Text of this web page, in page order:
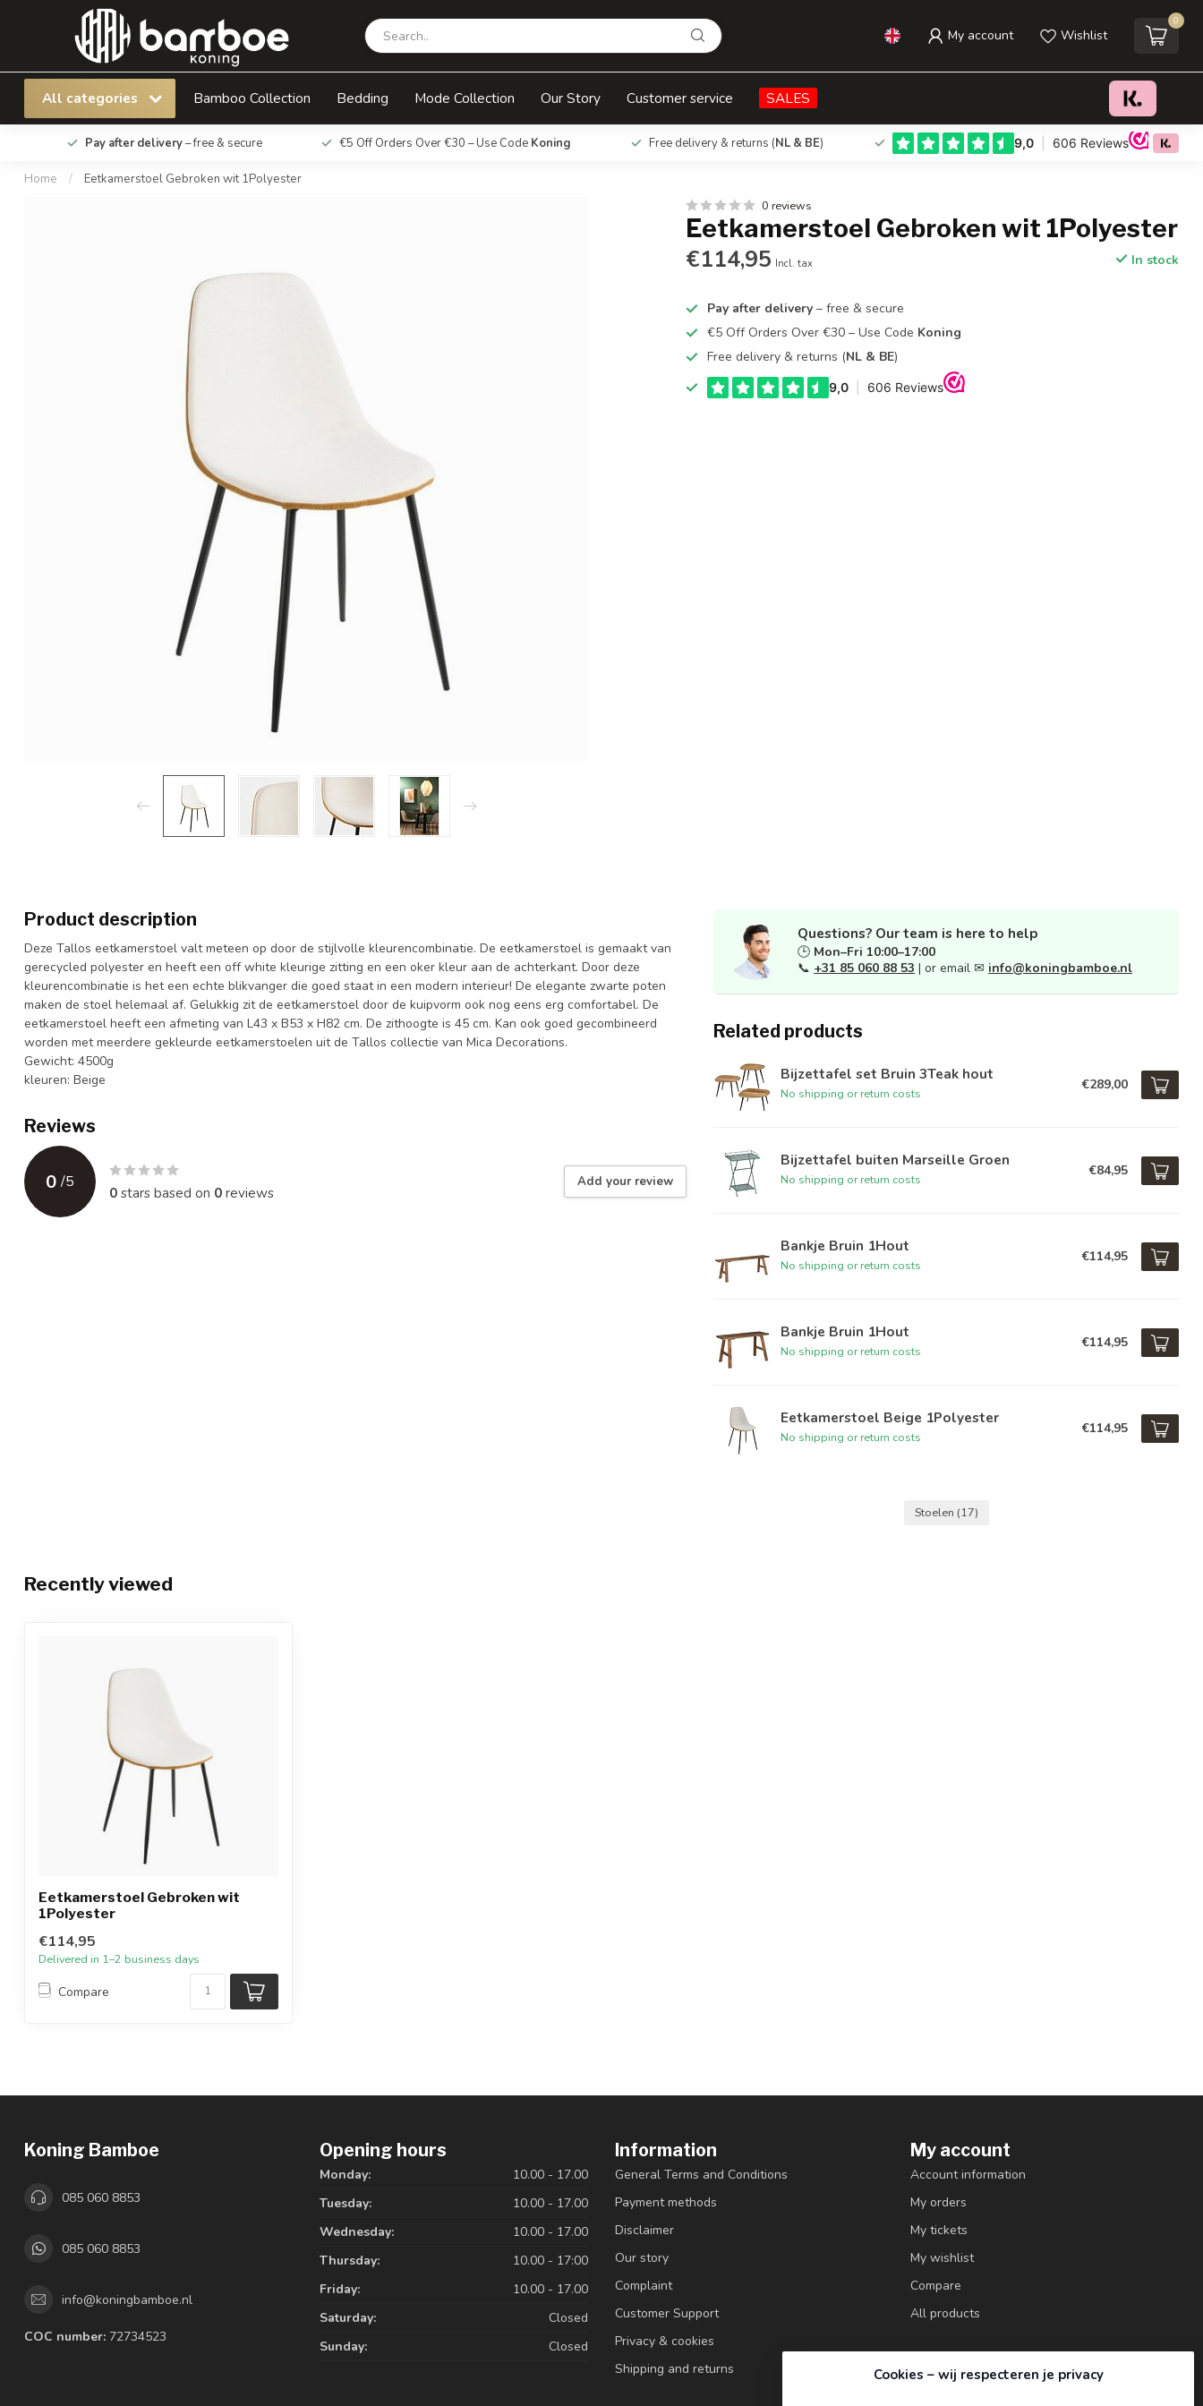
My account Wishlist
0
All categories Bamboo Collection Bedding Mode Collection Our Story Customer service SALES
Pay after delivery– free & secure €5 Off Orders Over €30 – Use Code Koning Free delivery & returns (NL & BE)
Home / Eetkamerstoel Gebroken wit 1Polyester
Eetkamerstoel Gebroken wit 1Polyester Add to cart
0 reviews
Eetkamerstoel Gebroken wit 1Polyester
€114,95 Incl. tax In stock
Pay after delivery – free & secure
€5 Off Orders Over €30 – Use Code Koning
Free delivery & returns (NL & BE)
Product description
Deze Tallos eetkamerstoel valt meteen op door de stijlvolle kleurencombinatie. De eetkamerstoel is gemaakt van
gerecycled polyester en heeft een off white kleurige zitting en een oker kleur aan de achterkant. Door deze
kleurencombinatie is het een echte blikvanger die goed staat in een modern interieur! De elegante zwarte poten
maken de stoel helemaal af. Gelukkig zit de eetkamerstoel door de kuipvorm ook nog eens erg comfortabel. De
eetkamerstoel heeft een afmeting van L43 x B53 x H82 cm. De zithoogte is 45 cm. Kan ook goed gecombineerd
worden met meerdere gekleurde eetkamerstoelen uit de Tallos collectie van Mica Decorations.
Gewicht: 4500g
kleuren: Beige
Reviews
0 /5
0stars based on 0reviews
Add your review
Questions? Our team is here to help
🕒 Mon–Fri 10:00–17:00
📞 +31 85 060 88 53 | or email ✉ info@koningbamboe.nl
Related products
Bijzettafel set Bruin 3Teak hout
No shipping or return costs
€289,00
Bijzettafel buiten Marseille Groen
No shipping or return costs
€84,95
Bankje Bruin 1Hout
No shipping or return costs
€114,95
Bankje Bruin 1Hout
No shipping or return costs
€114,95
Eetkamerstoel Beige 1Polyester
No shipping or return costs
€114,95
Stoelen (17)
Recently viewed
Eetkamerstoel Gebroken wit
1Polyester
€114,95
Delivered in 1–2 business days
Compare
Koning Bamboe
085 060 8853
085 060 8853
info@koningbamboe.nl
COC number: 72734523
Opening hours
Monday:
10.00 - 17.00
Tuesday:
10.00 - 17.00
Wednesday:
10.00 - 17.00
Thursday:
10.00 - 17:00
Friday:
10.00 - 17.00
Saturday:
Closed
Sunday:
Closed
Information
General Terms and Conditions
Payment methods
Disclaimer
Our story
Complaint
Customer Support
Privacy & cookies
Shipping and returns
My account
Account information
My orders
My tickets
My wishlist
Compare
All products
Cookies – wij respecteren je privacy